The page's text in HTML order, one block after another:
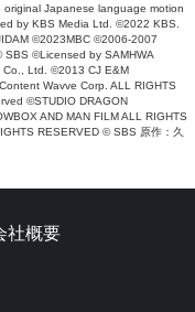
original Japanese language motion
by KBS Media Ltd. ©2022 KBS.
©2023MBC ©2006-2007
©Licensed by SAMHWA
Co., Ltd. ©2013 CJ E&M
Wavve Corp. ALL RIGHTS
©STUDIO DRAGON
AND MAN FILM ALL RIGHTS
RESERVED © SBS 原作：久
社概要